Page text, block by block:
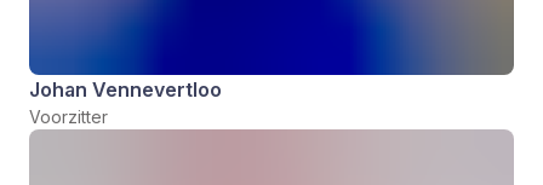
Johan Vennevertloo
Voorzitter